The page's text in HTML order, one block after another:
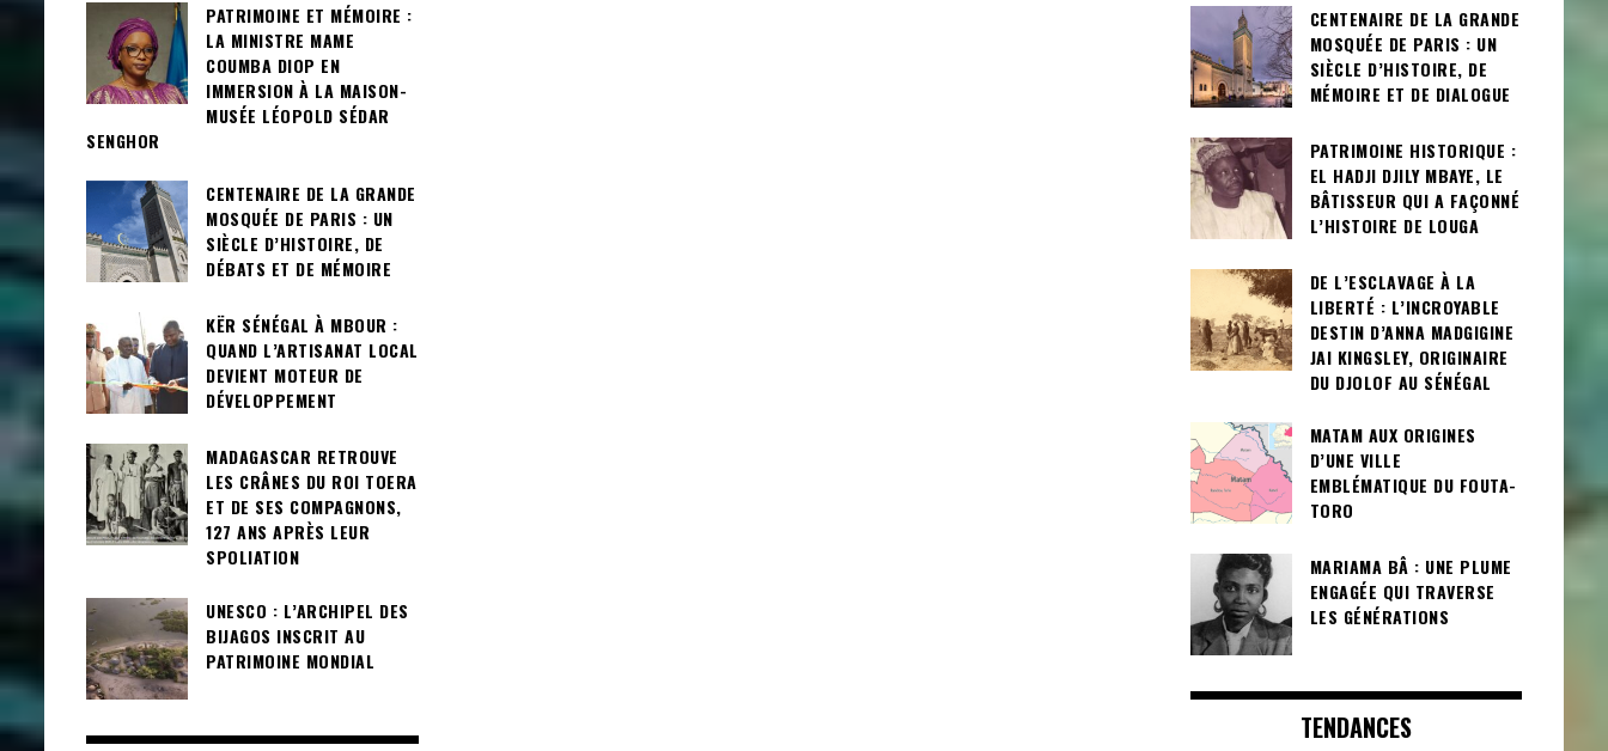
PATRIMOINE ET MÉMOIRE :
LA MINISTRE MAME
COUMBA DIOP EN
IMMERSION À LA MAISON-
MUSÉE LÉOPOLD SÉDAR
SENGHOR
CENTENAIRE DE LA GRANDE
MOSQUÉE DE PARIS : UN
SIÈCLE D’HISTOIRE, DE
DÉBATS ET DE MÉMOIRE
KËR SÉNÉGAL À MBOUR :
QUAND L’ARTISANAT LOCAL
DEVIENT MOTEUR DE
DÉVELOPPEMENT
MADAGASCAR RETROUVE
LES CRÂNES DU ROI TOERA
ET DE SES COMPAGNONS,
127 ANS APRÈS LEUR
SPOLIATION
UNESCO : L’ARCHIPEL DES
BIJAGOS INSCRIT AU
PATRIMOINE MONDIAL
CENTENAIRE DE LA GRANDE
MOSQUÉE DE PARIS : UN
SIÈCLE D’HISTOIRE, DE
MÉMOIRE ET DE DIALOGUE
PATRIMOINE HISTORIQUE :
EL HADJI DJILY MBAYE, LE
BÂTISSEUR QUI A FAÇONNÉ
L’HISTOIRE DE LOUGA
DE L’ESCLAVAGE À LA
LIBERTÉ : L’INCROYABLE
DESTIN D’ANNA MADGIGINE
JAI KINGSLEY, ORIGINAIRE
DU DJOLOF AU SÉNÉGAL
MATAM AUX ORIGINES
D’UNE VILLE
EMBLÉMATIQUE DU FOUTA-
TORO
MARIAMA BÂ : UNE PLUME
ENGAGÉE QUI TRAVERSE
LES GÉNÉRATIONS
TENDANCES